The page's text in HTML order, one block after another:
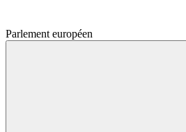
Parlement européen